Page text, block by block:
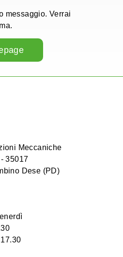
messaggio. Verrai
Meccaniche
35017
Dese (PD)